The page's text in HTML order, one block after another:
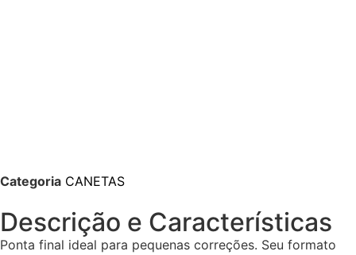
Categoria CANETAS
Descrição e Características
Ponta final ideal para pequenas correções. Seu formato